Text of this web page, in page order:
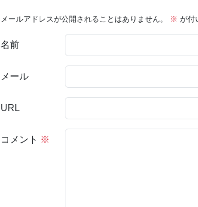
メールアドレスが公開されることはありません。 ※ が付
名前
メール
URL
コメント ※